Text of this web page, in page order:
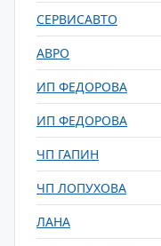
СЕРВИСАВТО
АВРО
ИП ФЕДОРОВА
ИП ФЕДОРОВА
ЧП ГАПИН
ЧП ЛОПУХОВА
ЛАНА